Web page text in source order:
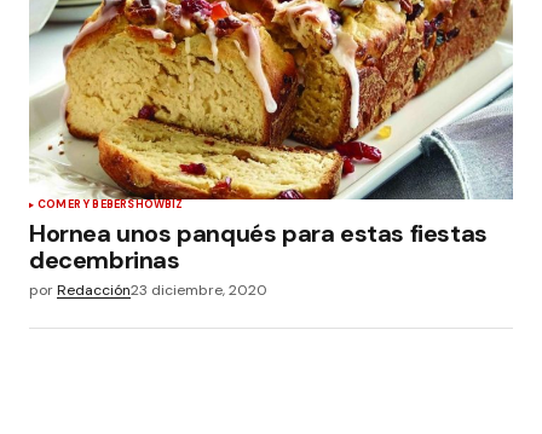
COMER Y BEBERSHOWBIZ
Hornea unos panqués para estas fiestas
decembrinas
porRedacción23 diciembre, 2020